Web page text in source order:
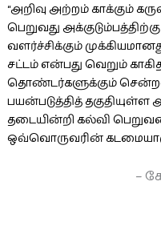
“அறிவு அற்றம் காக்கும்
பெறுவது
வளர்ச்சிக்கும்
சட்டம் என்பது வெறும்
தொண்டர்களுக்கும்
பயன்படுத்தித்
தடையின்றி கல்வி
ஒவ்வொருவரின்
–